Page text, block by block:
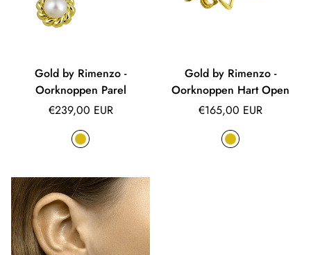
Gold by Rimenzo -
Oorknoppen Parel
Normale
€239,00 EUR
Gold by Rimenzo -
Oorknoppen Hart Open
Normale
€165,00 EUR